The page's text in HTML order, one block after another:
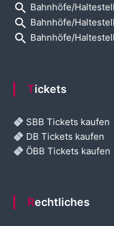
search Bahnhöfe/
search Bahnhöfe/
search Bahnhöfe/
Tickets
SBB Tickets kaufen
DB Tickets kaufen
ÖBB Tickets kaufen
Rechtliches